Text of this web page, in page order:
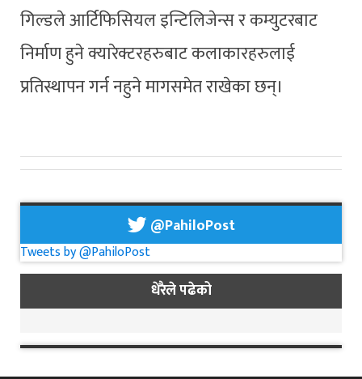
गिल्डले आर्टिफिसियल इन्टिलिजेन्स र कम्युटरबाट
निर्माण हुने क्यारेक्टरहरुबाट कलाकारहरुलाई
प्रतिस्थापन गर्न नहुने मागसमेत राखेका छन्।
@PahiloPost
Tweets by @PahiloPost
धेरैले पढेको